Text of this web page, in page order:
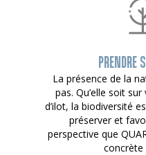
PRENDRE
La présence de la
pas. Qu’elle soit
d’ilot, la biodiversité
préserver et
perspective que
concrète